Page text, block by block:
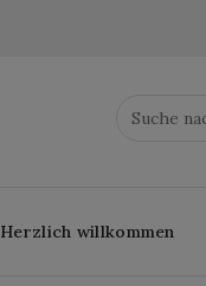
Herzlich willkommen